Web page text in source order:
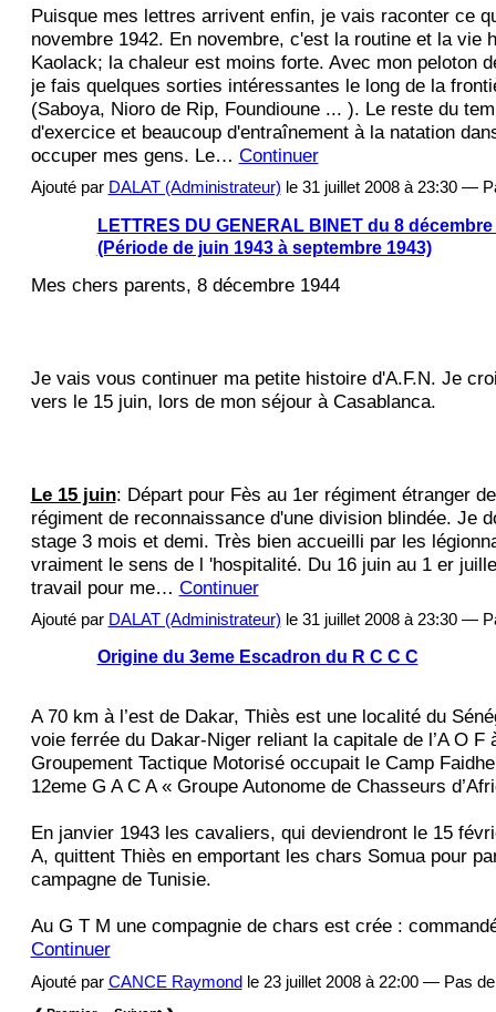
Puisque mes lettres arrivent enfin, je vais raconter ce
novembre 1942. En novembre, c'est la routine et la vie
Kaolack; la chaleur est moins forte. Avec mon peloton
je fais quelques sorties intéressantes le long de la
(Saboya, Nioro de Rip, Foundioune ... ). Le reste du
d'exercice et beaucoup d'entraînement à la natation
occuper mes gens. Le… Continuer
Ajouté par DALAT (Administrateur) le 31 juillet 2008 à 23:30 —
LETTRES DU GENERAL BINET du 8 décembre
(Période de juin 1943 à septembre 1943)
Mes chers parents, 8 décembre 1944
Je vais vous continuer ma petite histoire d'A.F.N. Je
vers le 15 juin, lors de mon séjour à Casablanca.
Le 15 juin: Départ pour Fès au 1er régiment étranger
régiment de reconnaissance d'une division blindée. Je
stage 3 mois et demi. Très bien accueilli par les
vraiment le sens de l 'hospitalité. Du 16 juin au 1 er
travail pour me… Continuer
Ajouté par DALAT (Administrateur) le 31 juillet 2008 à 23:30 —
Origine du 3eme Escadron du R C C C
A 70 km à l’est de Dakar, Thiès est une localité du
voie ferrée du Dakar-Niger reliant la capitale de l’A O F
Groupement Tactique Motorisé occupait le Camp
12eme G A C A « Groupe Autonome de Chasseurs
En janvier 1943 les cavaliers, qui deviendront le 15
A, quittent Thiès en emportant les chars Somua pour
campagne de Tunisie.
Au G T M une compagnie de chars est crée :
Continuer
Ajouté par CANCE Raymondle 23 juillet 2008 à 22:00 — Pas